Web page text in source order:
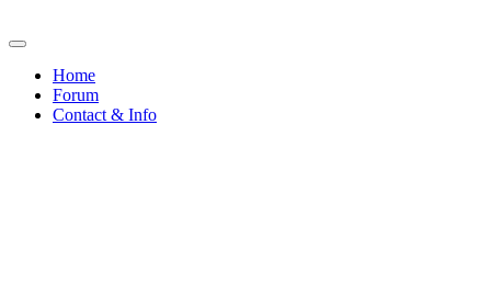
Home
Forum
Contact & Info